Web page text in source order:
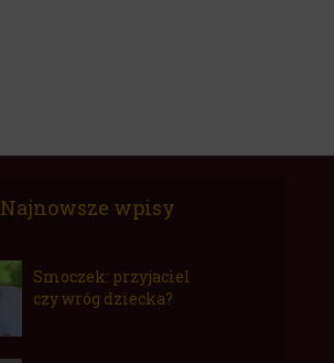
Najnowsze wpisy
Smoczek: przyjaciel
czy wróg dziecka?